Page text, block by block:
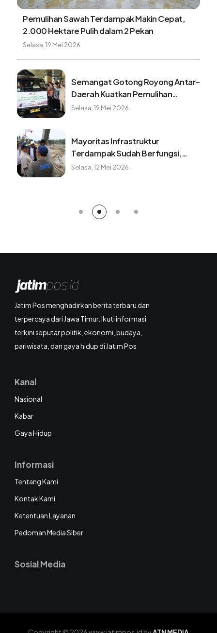
Pemulihan Sawah Terdampak Makin Cepat,
2.000 Hektare Pulih dalam 2 Pekan
Selasa, 19 Mei 2026
Semangat Gotong Royong Antar-
Daerah Kuatkan Pemulihan
Pascabencana Sumatera
Selasa, 19 Mei 2026
Mayoritas Infrastruktur
Terdampak Sudah Berfungsi,
Konektivitas dan Logistik
Selasa, 12 Mei 2026
Jatim Pos menghadirkan berita terbaru dan
terpercaya dari Jawa Timur. Ikuti informasi
terkini seputar politik, ekonomi, budaya,
pariwisata, dan gaya hidup di Jatim Pos
Kanal
Nasional
Kabar
Gaya Hidup
Informasi
Tentang Kami
Kontak Kami
Ketentuan Layanan
Pedoman Media Siber
Sosial Media